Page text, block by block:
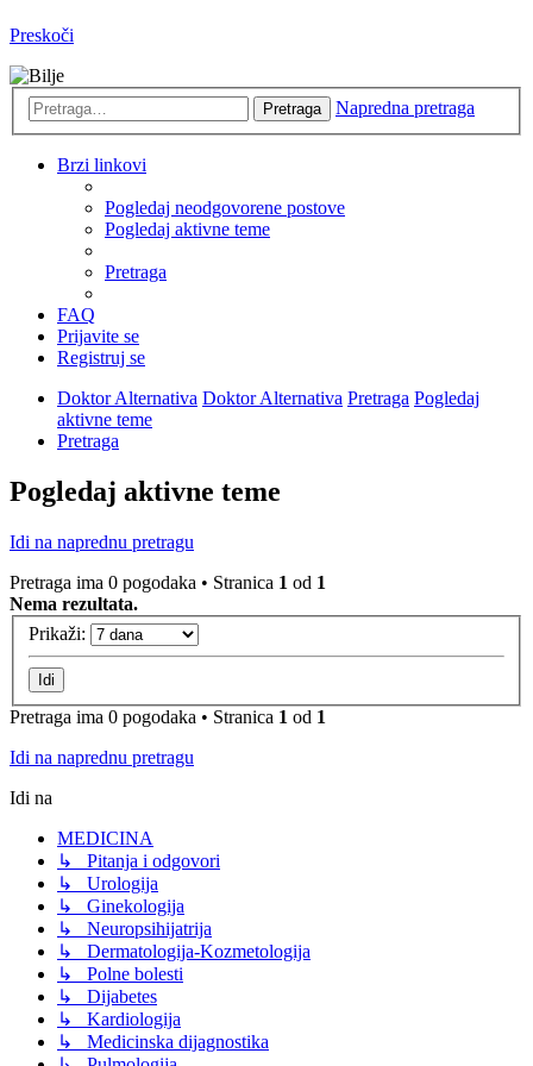
Preskoči
Pretraga Napredna pretraga
Brzi linkovi
Pogledaj neodgovorene postove
Pogledaj aktivne teme
Pretraga
FAQ
Prijavite se
Registruj se
Doktor Alternativa Doktor Alternativa Pretraga Pogledaj
aktivne teme
Pretraga
Pogledaj aktivne teme
Idi na naprednu pretragu
Pretraga ima 0 pogodaka • Stranica 1 od 1
Nema rezultata.
Prikaži:
Pretraga ima 0 pogodaka • Stranica 1 od 1
Idi na naprednu pretragu
Idi na
MEDICINA
↳ Pitanja i odgovori
↳ Urologija
↳ Ginekologija
↳ Neuropsihijatrija
↳ Dermatologija-Kozmetologija
↳ Polne bolesti
↳ Dijabetes
↳ Kardiologija
↳ Medicinska dijagnostika